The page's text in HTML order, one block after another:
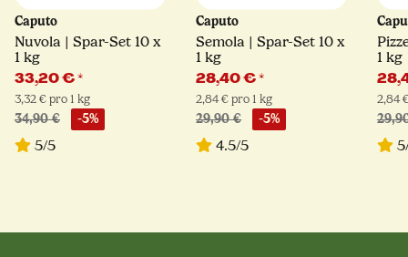
Caputo
Nuvola | Spar-Set 10 x
1 kg
33,20 €*
3,32 € pro 1 kg
34,90 € -5%
5/5
Caputo
Semola | Spar-Set 10 x
1 kg
28,40 €*
2,84 € pro 1 kg
29,90 € -5%
4.5/5
1 kg
2,84